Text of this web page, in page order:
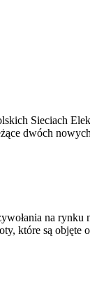
Sieciach
dwóch
na
które są